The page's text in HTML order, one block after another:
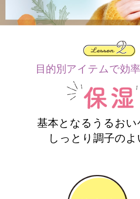
目的別アイテムで効
基本となるうるおい
しっとり調子の